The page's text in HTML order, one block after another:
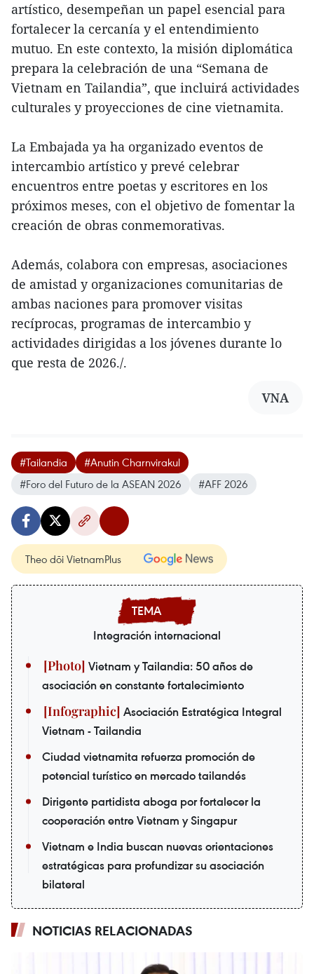
artístico, desempeñan un papel esencial para
fortalecer la cercanía y el entendimiento
mutuo. En este contexto, la misión diplomática
prepara la celebración de una “Semana de
Vietnam en Tailandia”, que incluirá actividades
culturales y proyecciones de cine vietnamita.
La Embajada ya ha organizado eventos de
intercambio artístico y prevé celebrar
encuentros entre poetas y escritores en los
próximos meses, con el objetivo de fomentar la
creación de obras conmemorativas.
Además, colabora con empresas, asociaciones
de amistad y organizaciones comunitarias de
ambas naciones para promover visitas
recíprocas, programas de intercambio y
actividades dirigidas a los jóvenes durante lo
que resta de 2026./.
VNA
#Tailandia
#Anutin Charnvirakul
#Foro del Futuro de la ASEAN 2026
#AFF 2026
Theo dõi VietnamPlus
Integración internacional
Vietnam y Tailandia: 50 años de
asociación en constante fortalecimiento
Asociación Estratégica Integral
Vietnam - Tailandia
Ciudad vietnamita refuerza promoción de
potencial turístico en mercado tailandés
Dirigente partidista aboga por fortalecer la
cooperación entre Vietnam y Singapur
Vietnam e India buscan nuevas orientaciones
estratégicas para profundizar su asociación
bilateral
NOTICIAS RELACIONADAS